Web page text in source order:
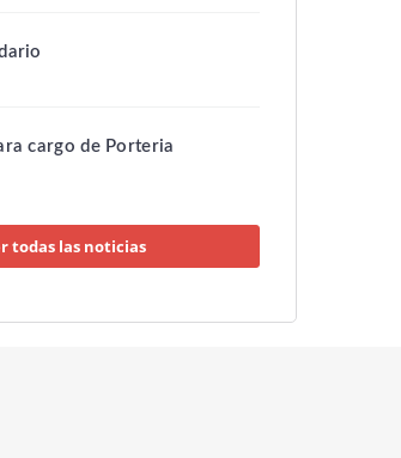
cargo de Porteria
todas las noticias